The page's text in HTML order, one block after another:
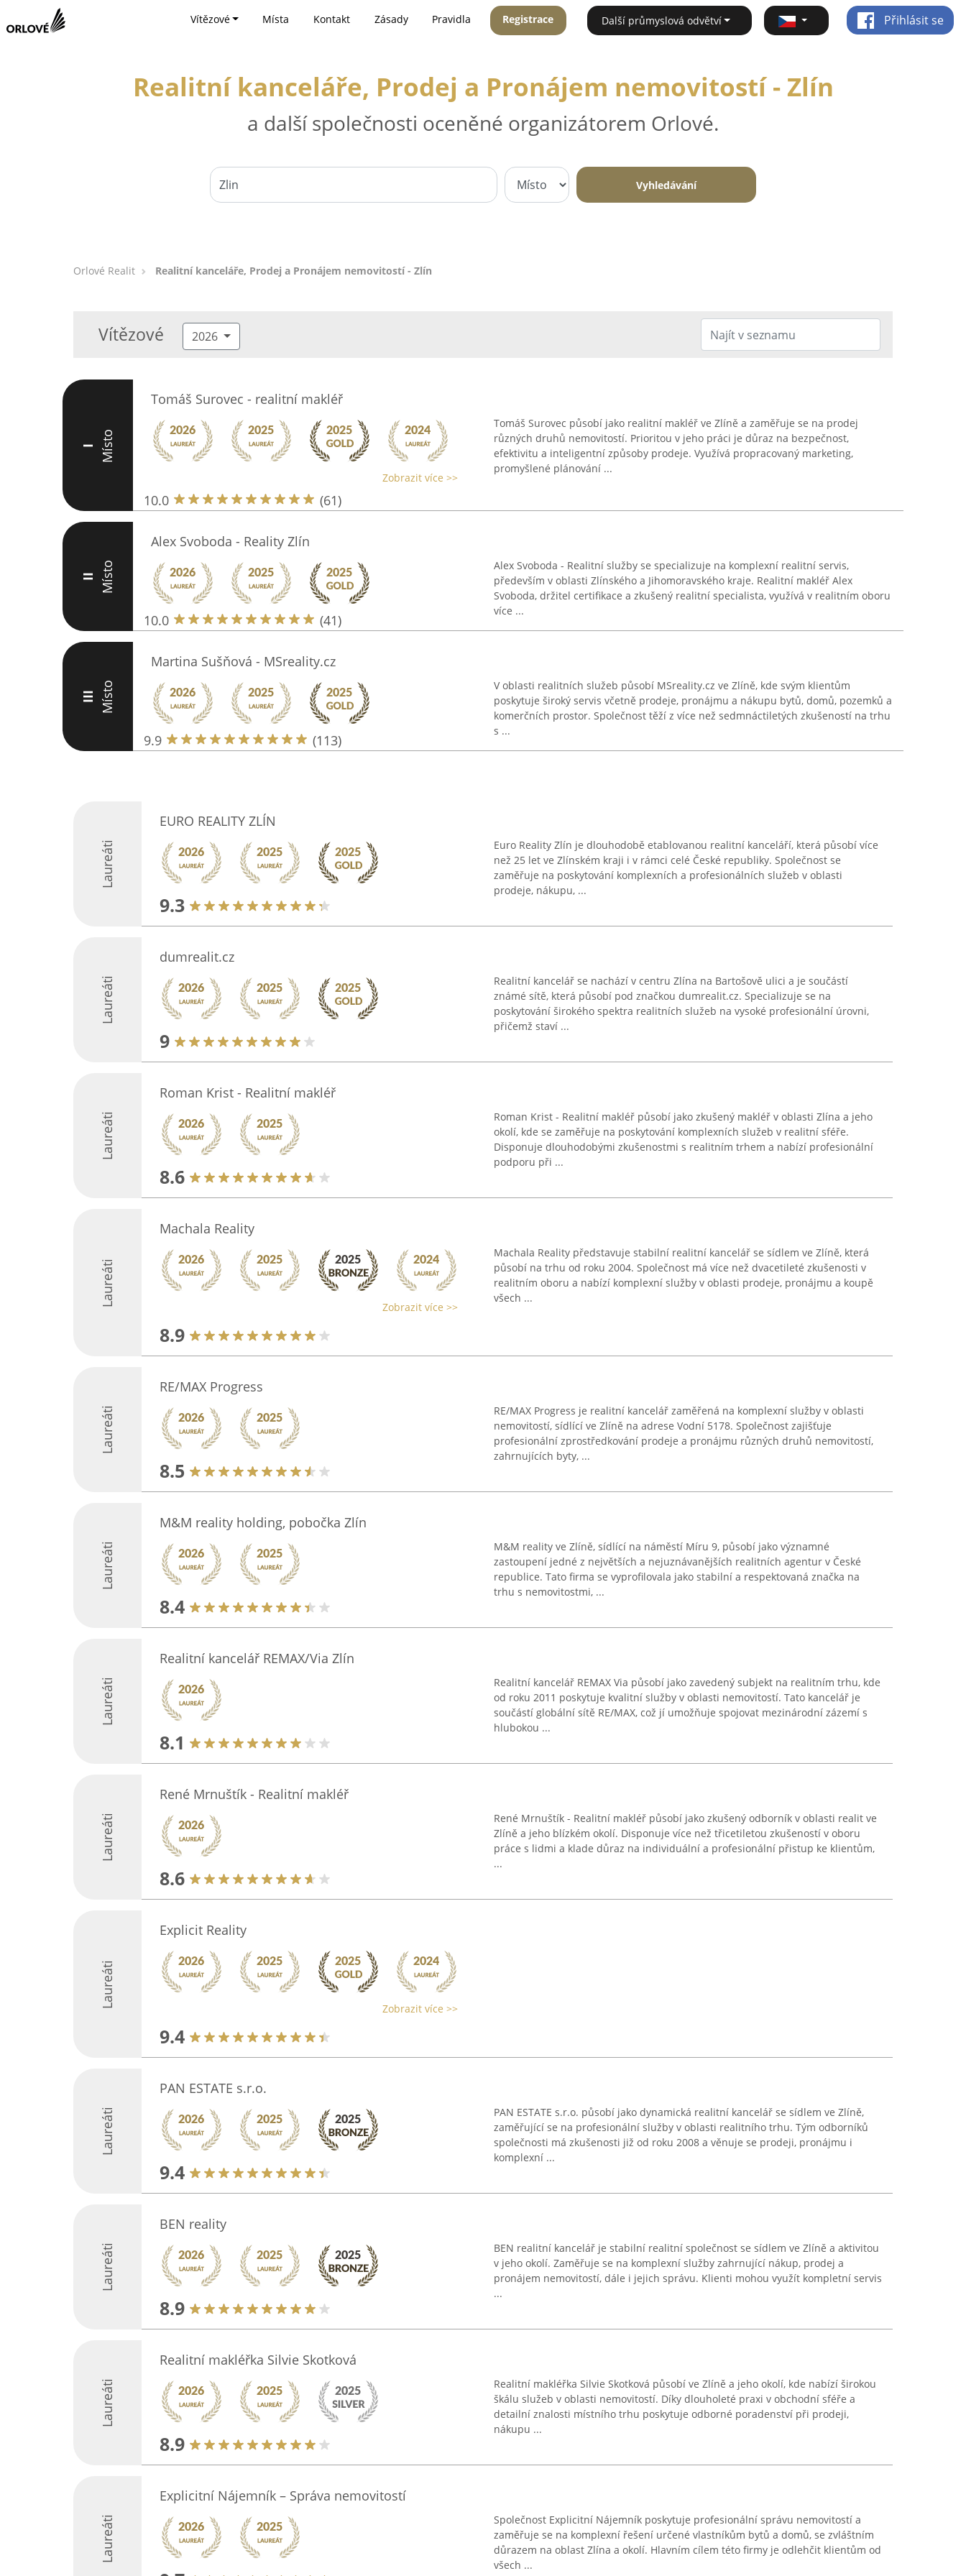
Vítězové Místa Kontakt Zásady Pravidla Registrace Další průmyslová odvětví Přihlásit se
Realitní kanceláře, Prodej a Pronájem nemovitostí - Zlín
a další společnosti oceněné organizátorem Orlové.
Vyhledávání
Orlové Realit Realitní kanceláře, Prodej a Pronájem nemovitostí - Zlín
Vítězové 2026
I Místo
Tomáš Surovec - realitní makléř
Zobrazit více >>
10.0 (61)
Tomáš Surovec působí jako realitní makléř ve Zlíně a zaměřuje se na prodej
různých druhů nemovitostí. Prioritou v jeho práci je důraz na bezpečnost,
efektivitu a inteligentní způsoby prodeje. Využívá propracovaný marketing,
promyšlené plánování ...
II Místo
Alex Svoboda - Reality Zlín
10.0 (41)
Alex Svoboda - Realitní služby se specializuje na komplexní realitní servis,
především v oblasti Zlínského a Jihomoravského kraje. Realitní makléř Alex
Svoboda, držitel certifikace a zkušený realitní specialista, využívá v realitním oboru
více ...
III Místo
Martina Sušňová - MSreality.cz
9.9 (113)
V oblasti realitních služeb působí MSreality.cz ve Zlíně, kde svým klientům
poskytuje široký servis včetně prodeje, pronájmu a nákupu bytů, domů, pozemků a
komerčních prostor. Společnost těží z více než sedmnáctiletých zkušeností na trhu
s ...
Laureáti
EURO REALITY ZLÍN
9.3
Euro Reality Zlín je dlouhodobě etablovanou realitní kanceláří, která působí více
než 25 let ve Zlínském kraji i v rámci celé České republiky. Společnost se
zaměřuje na poskytování komplexních a profesionálních služeb v oblasti
prodeje, nákupu, ...
Laureáti
dumrealit.cz
9
Realitní kancelář se nachází v centru Zlína na Bartošově ulici a je součástí
známé sítě, která působí pod značkou dumrealit.cz. Specializuje se na
poskytování širokého spektra realitních služeb na vysoké profesionální úrovni,
přičemž staví ...
Laureáti
Roman Krist - Realitní makléř
8.6
Roman Krist - Realitní makléř působí jako zkušený makléř v oblasti Zlína a jeho
okolí, kde se zaměřuje na poskytování komplexních služeb v realitní sféře.
Disponuje dlouhodobými zkušenostmi s realitním trhem a nabízí profesionální
podporu při ...
Laureáti
Machala Reality
Zobrazit více >>
8.9
Machala Reality představuje stabilní realitní kancelář se sídlem ve Zlíně, která
působí na trhu od roku 2004. Společnost má více než dvacetileté zkušenosti v
realitním oboru a nabízí komplexní služby v oblasti prodeje, pronájmu a koupě
všech ...
Laureáti
RE/MAX Progress
8.5
RE/MAX Progress je realitní kancelář zaměřená na komplexní služby v oblasti
nemovitostí, sídlící ve Zlíně na adrese Vodní 5178. Společnost zajišťuje
profesionální zprostředkování prodeje a pronájmu různých druhů nemovitostí,
zahrnujících byty, ...
Laureáti
M&M reality holding, pobočka Zlín
8.4
M&M reality ve Zlíně, sídlící na náměstí Míru 9, působí jako významné
zastoupení jedné z největších a nejuznávanějších realitních agentur v České
republice. Tato firma se vyprofilovala jako stabilní a respektovaná značka na
trhu s nemovitostmi, ...
Laureáti
Realitní kancelář REMAX/Via Zlín
8.1
Realitní kancelář REMAX Via působí jako zavedený subjekt na realitním trhu, kde
od roku 2011 poskytuje kvalitní služby v oblasti nemovitostí. Tato kancelář je
součástí globální sítě RE/MAX, což jí umožňuje spojovat mezinárodní zázemí s
hlubokou ...
Laureáti
René Mrnuštík - Realitní makléř
8.6
René Mrnuštík - Realitní makléř působí jako zkušený odborník v oblasti realit ve
Zlíně a jeho blízkém okolí. Disponuje více než třicetiletou zkušeností v oboru
práce s lidmi a klade důraz na individuální a profesionální přistup ke klientům,
...
Laureáti
Explicit Reality
Zobrazit více >>
9.4
Laureáti
PAN ESTATE s.r.o.
9.4
PAN ESTATE s.r.o. působí jako dynamická realitní kancelář se sídlem ve Zlíně,
zaměřující se na profesionální služby v oblasti realitního trhu. Tým odborníků
společnosti má zkušenosti již od roku 2008 a věnuje se prodeji, pronájmu i
komplexní ...
Laureáti
BEN reality
8.9
BEN realitní kancelář je stabilní realitní společnost se sídlem ve Zlíně a aktivitou
v jeho okolí. Zaměřuje se na komplexní služby zahrnující nákup, prodej a
pronájem nemovitostí, dále i jejich správu. Klienti mohou využít kompletní servis
...
Laureáti
Realitní makléřka Silvie Skotková
8.9
Realitní makléřka Silvie Skotková působí ve Zlíně a jeho okolí, kde nabízí širokou
škálu služeb v oblasti nemovitostí. Díky dlouholeté praxi v obchodní sféře a
detailní znalosti místního trhu poskytuje odborné poradenství při prodeji,
nákupu ...
Laureáti
Explicitní Nájemník – Správa nemovitostí
Společnost Explicitní Nájemník poskytuje profesionální správu nemovitostí a
zaměřuje se na komplexní řešení určené vlastníkům bytů a domů, se zvláštním
důrazem na oblast Zlína a okolí. Hlavním cílem této firmy je odlehčit klientům od
všech ...